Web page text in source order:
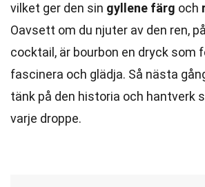
vilket ger den sin gyllene färg och
Oavsett om du njuter av den ren,
cocktail, är bourbon en dryck
fascinera och glädja. Så nästa
tänk på den historia och hantverk
varje droppe.